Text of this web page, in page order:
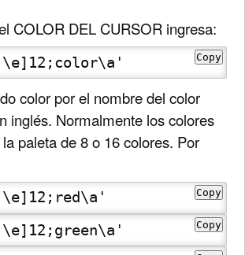
COLOR DEL CURSOR ingresa:
Copy
color por el nombre del color
inglés. Normalmente los colores
paleta de 8 o 16 colores. Por
Copy
Copy